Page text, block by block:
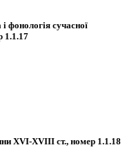
фонологія сучасної
1.1.17
ХVІ-ХVІІІ ст., номер 1.1.18